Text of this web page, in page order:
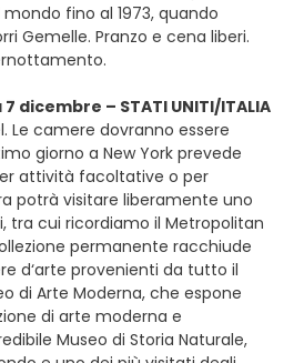
fino al 1973, quando
Gemelle. Pranzo e cena liberi.
dicembre – STATI UNITI/ITALIA
Le camere dovranno essere
giorno a New York prevede
attività facoltative o per
potrà visitare liberamente uno
tra cui ricordiamo il Metropolitan
permanente racchiude
d‘arte provenienti da tutto il
di Arte Moderna, che espone
di arte moderna e
Museo di Storia Naturale,